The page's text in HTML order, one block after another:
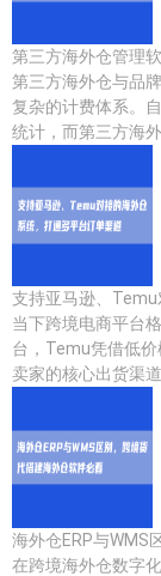
第三方海外仓管理
第三方海外仓与品
复杂的计费体系。
统计，而第三方海
支持亚马逊、
当下跨境电商平台
台，Temu凭借低
卖家的核心出货渠
海外仓ERP与WMS
在跨境海外仓数字